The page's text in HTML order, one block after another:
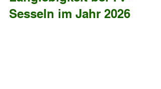
Sesseln im Jahr 2026